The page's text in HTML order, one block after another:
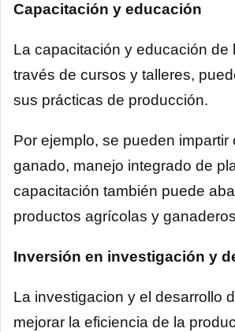
Capacitación y educación
La capacitación y educación de
través de cursos y talleres,
sus prácticas de producción.
Por ejemplo, se pueden
ganado, manejo integrado de
capacitación también puede
productos agrícolas y
Inversión en investigación y
La investigacion y el desarrollo
mejorar la eficiencia de la